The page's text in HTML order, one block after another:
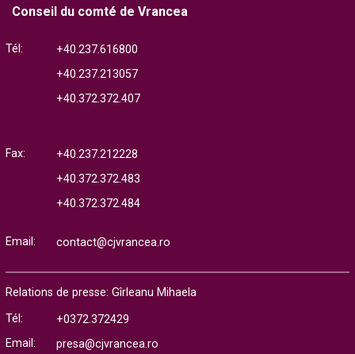
Conseil du comté de Vrancea
Tél:
+40.237.616800
+40.237.213057
+40.372.372.407
Fax:
+40.237.212228
+40.372.372.483
+40.372.372.484
Email: contact@cjvrancea.ro
Relations de presse: Gîrleanu Mihaela
Tél:
+0372.372429
Email:
presa@cjvrancea.ro